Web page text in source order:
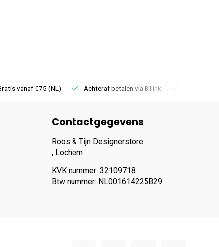
vanaf €75 (NL) Achteraf betalen via Billink
Contactgegevens
Roos & Tijn Designerstore
, Lochem
KVK nummer: 32109718
Btw nummer: NL001614225B29